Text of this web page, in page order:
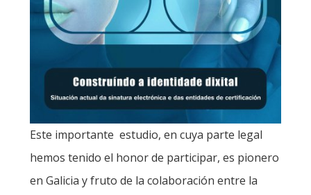
Este importante estudio, en cuya parte legal
hemos tenido el honor de participar, es pionero
en Galicia y fruto de la colaboración entre la